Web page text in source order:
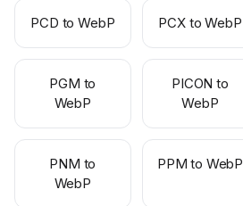
PCD to WebP PCX to WebP
PGM to
WebP
PICON to
WebP
PNM to
WebP
PPM to WebP